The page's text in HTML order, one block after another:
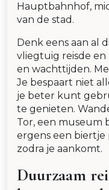
Hauptbahnhof,
van de stad.
Denk eens aan al
vliegtuig reisde en
en wachttijden.
Je bespaart niet
je beter kunt
te genieten.
Tor, een museum
ergens een biertje
zodra je aankomt.
Duurzaam